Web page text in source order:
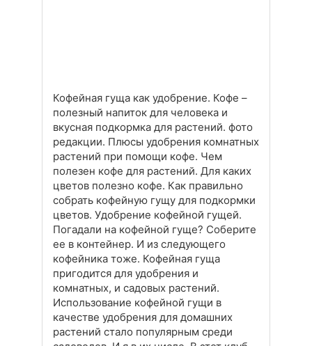
Кофейная гуща как удобрение. Кофе –
полезный напиток для человека и
вкусная подкормка для растений. фото
редакции. Плюсы удобрения комнатных
растений при помощи кофе. Чем
полезен кофе для растений. Для каких
цветов полезно кофе. Как правильно
собрать кофейную гущу для подкормки
цветов. Удобрение кофейной гущей.
Погадали на кофейной гуще? Соберите
ее в контейнер. И из следующего
кофейника тоже. Кофейная гуща
пригодится для удобрения и
комнатных, и садовых растений.
Использование кофейной гущи в
качестве удобрения для домашних
растений стало популярным среди